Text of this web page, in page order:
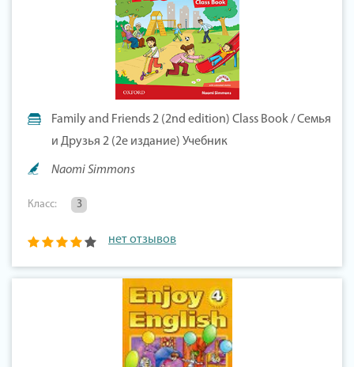
Family and Friends 2 (2nd edition) Class Book / Семья
и Друзья 2 (2е издание) Учебник
Naomi Simmons
Класс: 3
нет отзывов